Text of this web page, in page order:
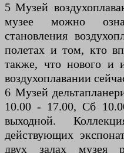
5 Музей
музее можно
становления
полетах и том, кто
также, что нового и
воздухоплавании
6 Музей
10.00 - 17.00, Сб
выходной.
действующих
двух залах музея